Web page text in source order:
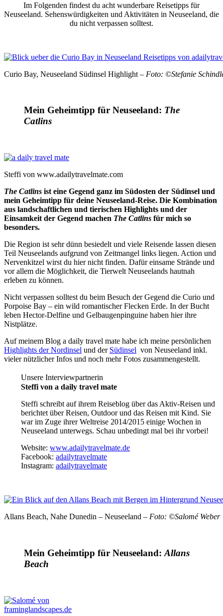
Im Folgenden findest du acht wunderbare Reisetipps für
Neuseeland. Sehenswürdigkeiten und Aktivitäten in Neuseeland, die
du nicht verpassen solltest.
Curio Bay, Neuseeland Südinsel Highlight – Foto: ©Stefanie
Mein Geheimtipp für Neuseeland: The
Catlins
Steffi von www.adailytravelmate.com
The Catlins ist eine Gegend ganz im Südosten der Südinsel und
mein Geheimtipp für deine Neuseeland-Reise. Die Kombination
aus landschaftlichen und tierischen Highlights und der
Einsamkeit der Gegend machen The Catlins für mich so
besonders.
Die Region ist sehr dünn besiedelt und viele Reisende lassen diesen
Teil Neuseelands aufgrund von Zeitmangel links liegen. Action und
Nervenkitzel wirst du hier nicht finden. Dafür einsame Strände und
vor allem die Möglichkeit, die Tierwelt Neuseelands hautnah
erleben zu können.
Nicht verpassen solltest du beim Besuch der Gegend die Curio und
Porpoise Bay – ein wild romantischer Flecken Erde. In der Bucht
leben Hector-Delfine und Gelbaugenpinguine haben hier ihre
Nistplätze.
Auf meinem Blog a daily travel mate habe ich meine persönlichen
Highlights der Nordinsel und der Südinsel von Neuseeland inkl.
vieler nützlicher Infos und noch mehr Fotos zusammengestellt.
Unsere Interviewpartnerin
Steffi von a daily travel mate
Steffi schreibt auf ihrem Reiseblog über das Aktiv-Reisen und
berichtet über Reisen, Outdoor und das Reisen mit Kind. Sie
war im Zuge ihrer Weltreise 2014/2015 einige Wochen in
Neuseeland unterwegs. Schau unbedingt mal bei ihr vorbei!
Website: www.adailytravelmate.de
Facebook: adailytravelmate
Instagram: adailytravelmate
Allans Beach, Nahe Dunedin – Neuseeland – Foto: ©Salomé Weber
Mein Geheimtipp für Neuseeland: Allans
Beach